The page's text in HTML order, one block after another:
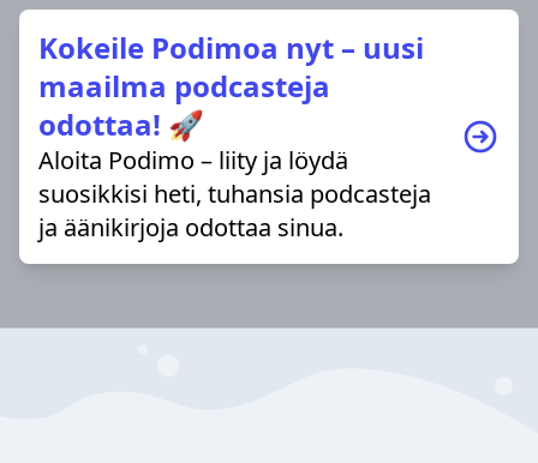
Kokeile Podimoa nyt – uusi
maailma podcasteja
odottaa! 🚀
Aloita Podimo – liity ja löydä
suosikkisi heti, tuhansia podcasteja
ja äänikirjoja odottaa sinua.